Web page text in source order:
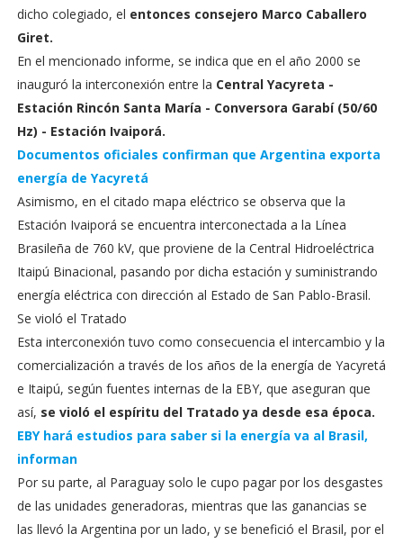
dicho colegiado, el entonces consejero Marco Caballero
Giret.
En el mencionado informe, se indica que en el año 2000 se
inauguró la interconexión entre la Central Yacyreta -
Estación Rincón Santa María - Conversora Garabí (50/60
Hz) - Estación Ivaiporá.
Documentos oficiales confirman que Argentina exporta
energía de Yacyretá
Asimismo, en el citado mapa eléctrico se observa que la
Estación Ivaiporá se encuentra interconectada a la Línea
Brasileña de 760 kV, que proviene de la Central Hidroeléctrica
Itaipú Binacional, pasando por dicha estación y suministrando
energía eléctrica con dirección al Estado de San Pablo-Brasil.
Se violó el Tratado
Esta interconexión tuvo como consecuencia el intercambio y la
comercialización a través de los años de la energía de Yacyretá
e Itaipú, según fuentes internas de la EBY, que aseguran que
así, se violó el espíritu del Tratado ya desde esa época.
EBY hará estudios para saber si la energía va al Brasil,
informan
Por su parte, al Paraguay solo le cupo pagar por los desgastes
de las unidades generadoras, mientras que las ganancias se
las llevó la Argentina por un lado, y se benefició el Brasil, por el